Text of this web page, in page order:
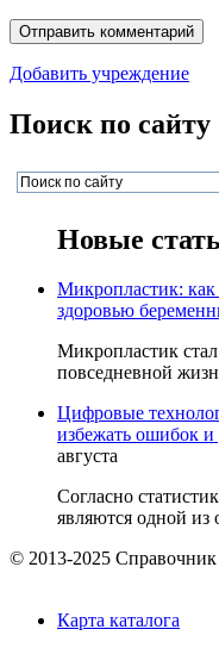
Добавить учреждение
Поиск по сайту
Новые
Микропластик: как
здоровью
Микропластик
повседневной
Цифровые
избежать ошибок и
августа
Согласно
являются одной
© 2013-2025
Карта каталога